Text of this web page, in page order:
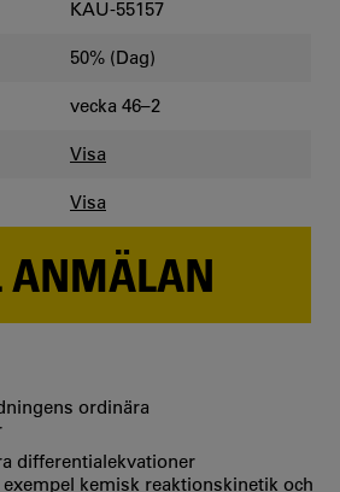
KAU-55157
50% (Dag)
vecka 46–2
Visa
Visa
ANMÄLAN
ordinära
differentialekvationer
kemisk reaktionskinetik och